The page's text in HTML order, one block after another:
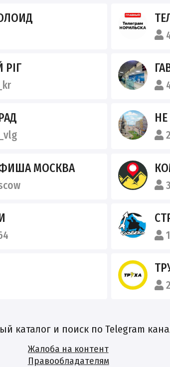
МОСКВА
каталог и поиск по Telegram
Жалоба на контент
Правообладателям